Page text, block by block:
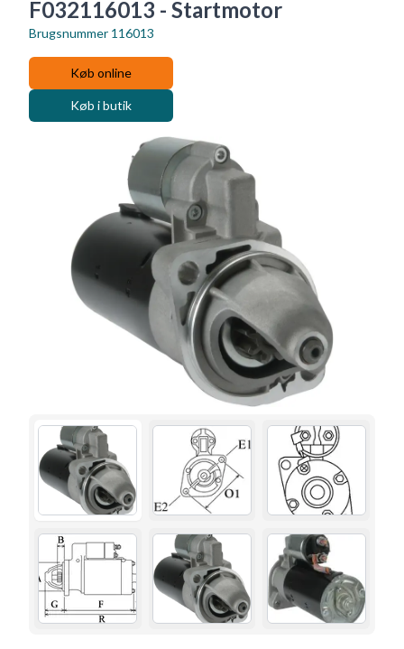
F032116013 - Startmotor
Brugsnummer 116013
Køb online
Køb i butik